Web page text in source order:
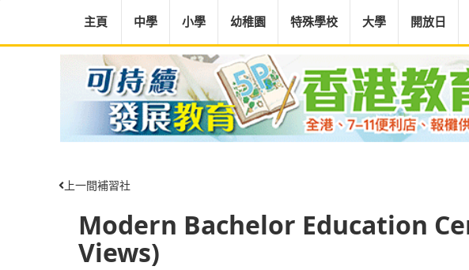
主頁 中學 小學 幼稚園 特殊學校 大學 開放日
上一間補習社
Modern Bachelor Education
Views)